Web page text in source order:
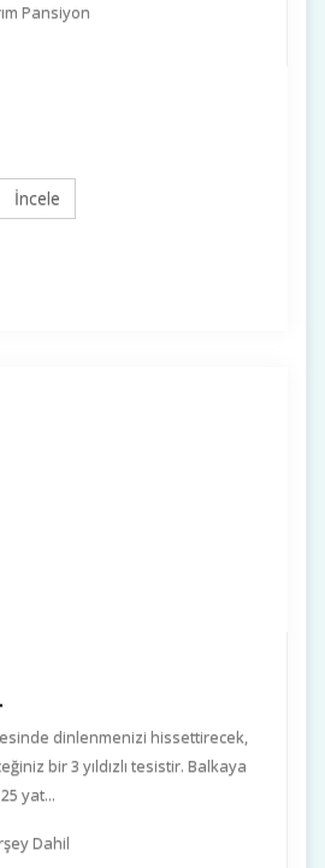
Pansiyon
İncele
dinlenmenizi hissettirecek,
bir 3 yıldızlı tesistir. Balkaya
yat...
Dahil